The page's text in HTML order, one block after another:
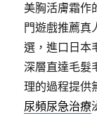
美胸活膚霜作
門遊戲推薦真
選，進口日本
深層直達毛髮
理的過程提供
尿頻尿急治療